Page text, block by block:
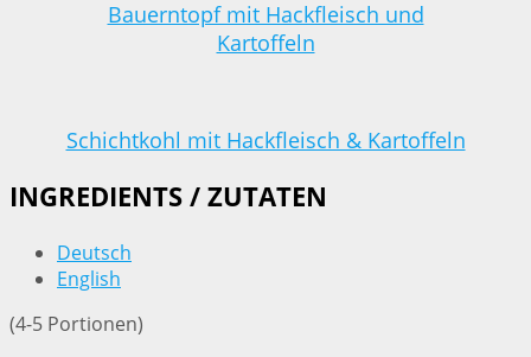
Bauerntopf mit Hackfleisch und
Kartoffeln
Schichtkohl mit Hackfleisch & Kartoffeln
INGREDIENTS / ZUTATEN
Deutsch
English
(4-5 Portionen)